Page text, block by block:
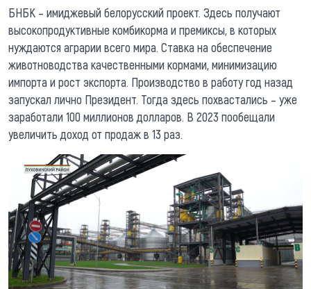
БНБК – имиджевый белорусский проект. Здесь получают
высокопродуктивные комбикорма и премиксы, в которых
нуждаются аграрии всего мира. Ставка на обеспечение
животноводства качественными кормами, минимизацию
импорта и рост экспорта. Производство в работу год назад
запускал лично Президент. Тогда здесь похвастались – уже
заработали 100 миллионов долларов. В 2023 пообещали
увеличить доход от продаж в 13 раз.